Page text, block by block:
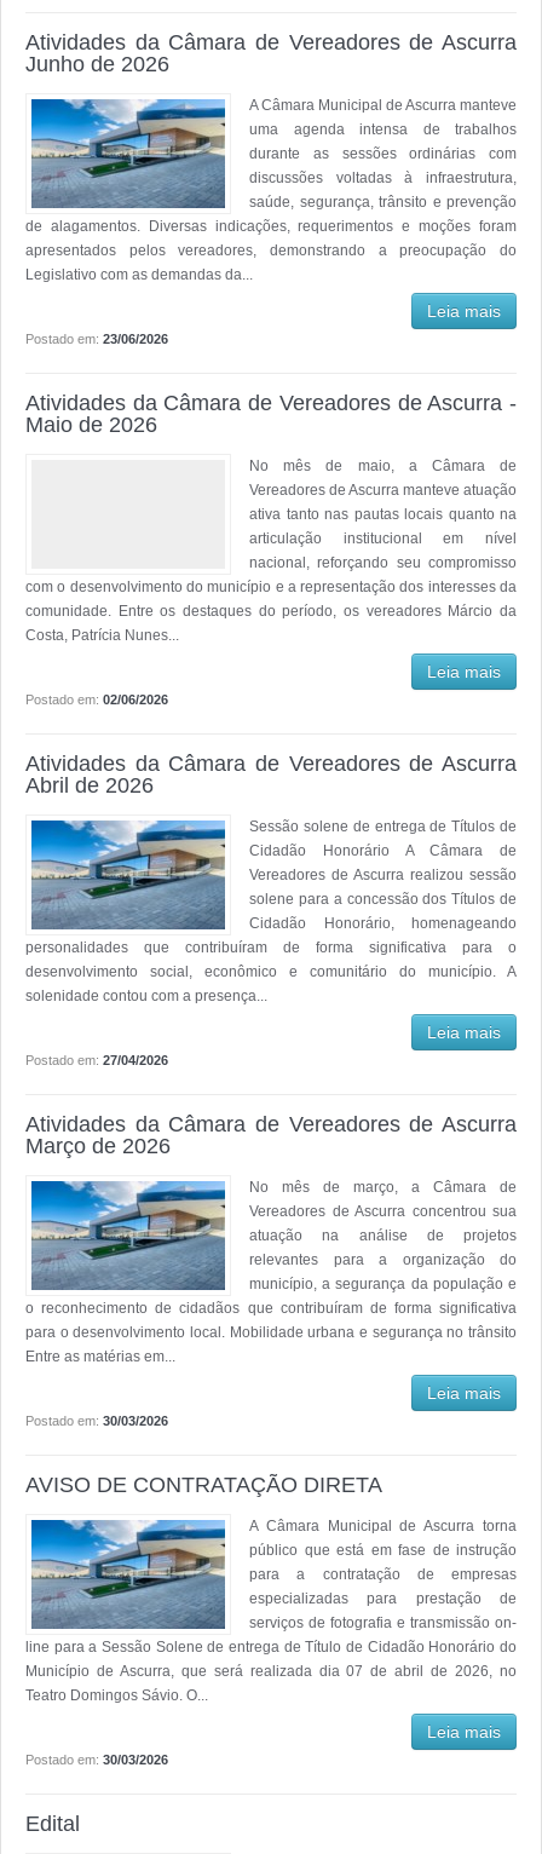
Atividades da Câmara de Vereadores de Ascurra
Junho de 2026
A Câmara Municipal de Ascurra manteve
uma agenda intensa de trabalhos
durante as sessões ordinárias com
discussões voltadas à infraestrutura,
saúde, segurança, trânsito e prevenção
de alagamentos. Diversas indicações, requerimentos e moções foram
apresentados pelos vereadores, demonstrando a preocupação do
Legislativo com as demandas da...
Leia mais
Postado em: 23/06/2026
Atividades da Câmara de Vereadores de Ascurra -
Maio de 2026
No mês de maio, a Câmara de
Vereadores de Ascurra manteve atuação
ativa tanto nas pautas locais quanto na
articulação institucional em nível
nacional, reforçando seu compromisso
com o desenvolvimento do município e a representação dos interesses da
comunidade. Entre os destaques do período, os vereadores Márcio da
Costa, Patrícia Nunes...
Leia mais
Postado em: 02/06/2026
Atividades da Câmara de Vereadores de Ascurra
Abril de 2026
Sessão solene de entrega de Títulos de
Cidadão Honorário A Câmara de
Vereadores de Ascurra realizou sessão
solene para a concessão dos Títulos de
Cidadão Honorário, homenageando
personalidades que contribuíram de forma significativa para o
desenvolvimento social, econômico e comunitário do município. A
solenidade contou com a presença...
Leia mais
Postado em: 27/04/2026
Atividades da Câmara de Vereadores de Ascurra
Março de 2026
No mês de março, a Câmara de
Vereadores de Ascurra concentrou sua
atuação na análise de projetos
relevantes para a organização do
município, a segurança da população e
o reconhecimento de cidadãos que contribuíram de forma significativa
para o desenvolvimento local. Mobilidade urbana e segurança no trânsito
Entre as matérias em...
Leia mais
Postado em: 30/03/2026
AVISO DE CONTRATAÇÃO DIRETA
A Câmara Municipal de Ascurra torna
público que está em fase de instrução
para a contratação de empresas
especializadas para prestação de
serviços de fotografia e transmissão on-
line para a Sessão Solene de entrega de Título de Cidadão Honorário do
Município de Ascurra, que será realizada dia 07 de abril de 2026, no
Teatro Domingos Sávio. O...
Leia mais
Postado em: 30/03/2026
Edital